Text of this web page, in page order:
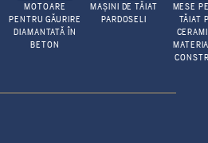
MOTOARE
PENTRU GĂURIRE
DIAMANTATĂ ÎN
BETON
MAȘINI DE TĂIAT
PARDOSELI
MESE
TĂIAT